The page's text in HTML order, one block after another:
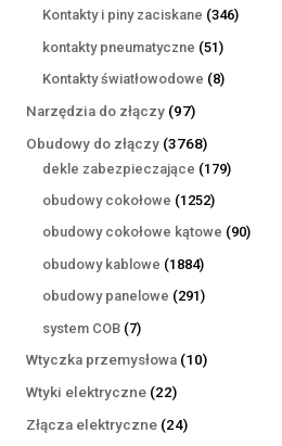
produktów
Kontakty i piny zaciskane 346346
kontakty pneumatyczne 5151
produktów
Kontakty światłowodowe 88
Narzędzia do złączy 9797
produktów
Obudowy do złączy 37683768
produktów
dekle zabezpieczające 179179
obudowy cokołowe 12521252
produkty
obudowy cokołowe kątowe 9090
obudowy kablowe 18841884
produkty
obudowy panelowe 291291
system COB 77
produktów
Wtyczka przemysłowa 1010
Wtyki elektryczne 2222
produkty
Złącza elektryczne 2424